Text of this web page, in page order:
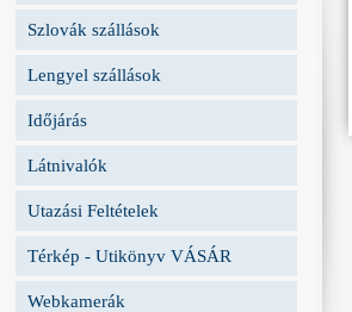
Szlovák szállások
Lengyel szállások
Időjárás
Látnivalók
Utazási Feltételek
Térkép - Utikönyv VÁSÁR
Webkamerák